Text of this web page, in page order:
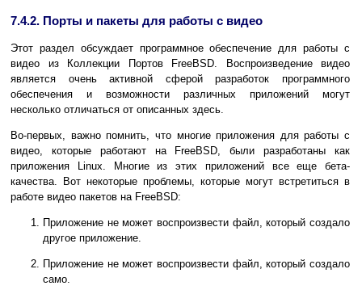
7.4.2. Порты и пакеты для работы с видео
Этот раздел обсуждает программное обеспечение для работы с
видео из Коллекции Портов FreeBSD. Воспроизведение видео
является очень активной сферой разработок программного
обеспечения и возможности различных приложений могут
несколько отличаться от описанных здесь.
Во-первых, важно помнить, что многие приложения для работы с
видео, которые работают на FreeBSD, были разработаны как
приложения Linux. Многие из этих приложений все еще бета-
качества. Вот некоторые проблемы, которые могут встретиться в
работе видео пакетов на FreeBSD:
Приложение не может воспроизвести файл, который создало
другое приложение.
Приложение не может воспроизвести файл, который создало
само.